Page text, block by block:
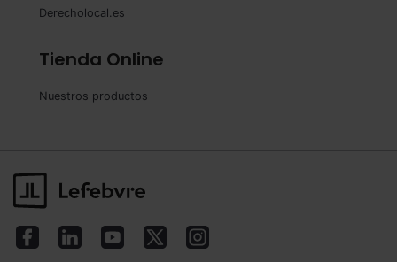
Derecholocal.es
Tienda Online
Nuestros productos